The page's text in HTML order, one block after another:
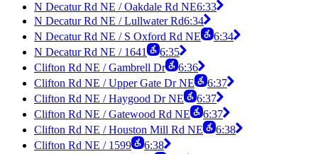
N Decatur Rd NE / Oakdale Rd NE6:33
N Decatur Rd NE / Lullwater Rd6:34
N Decatur Rd NE / S Oxford Rd NE
6:34
N Decatur Rd NE / 1641
6:35
Clifton Rd NE / Gambrell Dr
6:36
Clifton Rd NE / Upper Gate Dr NE
6:37
Clifton Rd NE / Haygood Dr NE
6:37
Clifton Rd NE / Gatewood Rd NE
6:37
Clifton Rd NE / Houston Mill Rd NE
6:38
Clifton Rd NE / 1599
6:38